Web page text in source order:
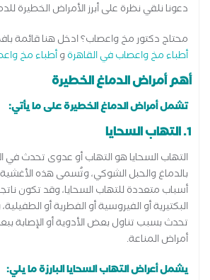
دعونا نلقي نظرة على أبرز الأمراض الخطيرة
محتاج دكتور مخ واعصاب؟ ادخل هنا قائمة
أطباء مخ واعصاب في القاهرةوأطباء مخ
أهم أمراض الدماغ الخطيرة
تشمل أمراض الدماغ الخطيرة على ما يأتي:
1. التهاب السحايا
التهاب السحايا هو التهاب أو عدوى تحدث في
بالدماغ والحبل الشوكي، وتُسمى هذه الأغشية
أسباب متعددة للتهاب السحايا، وقد تكون
البكتيرية أو الفيروسية أو الفطرية أو الطفيلية،
تحدث بسبب تناول بعض الأدوية أو الإصابة
أمراض المناعة.
يشمل أعراض التهاب السحايا البارزة ما يلي: